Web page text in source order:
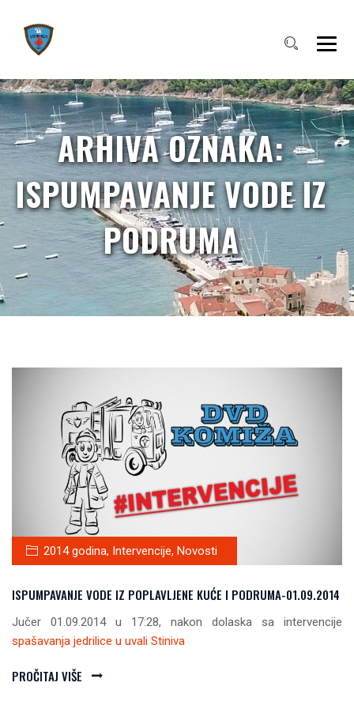
ARHIVA OZNAKA:
ISPUMPAVANJE VODE IZ
PODRUMA
2014 godina, Intervencije, Novosti
ISPUMPAVANJE VODE IZ POPLAVLJENE KUĆE I PODRUMA-01.09.2014
Jučer 01.09.2014 u 17:28, nakon dolaska sa intervencije
spašavanja jedrilice u uvali Stiniva
PROČITAJ VIŠE